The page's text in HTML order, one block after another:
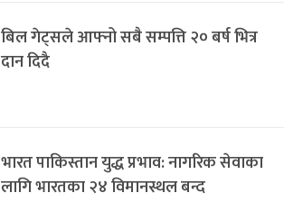
बिल गेट्सले आफ्नो सबै सम्पत्ति २० बर्ष भित्र
दान दिदै
भारत पाकिस्तान युद्ध प्रभाव: नागरिक सेवाका
लागि भारतका २४ विमानस्थल बन्द